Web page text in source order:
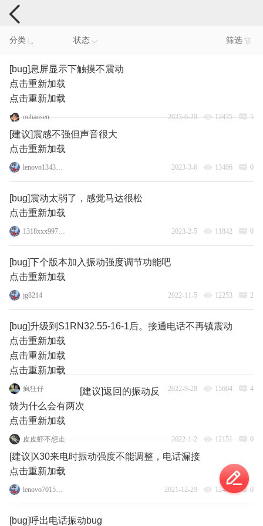
手机反馈
分类 状态 筛选
[bug]息屏显示下触摸不震动
点击重新加载
点击重新加载
ouhaosen 2023-6-29 12435 5
[建议]震感不强但声音很大
点击重新加载
lenovo13436416 2023-3-6 13406 0
[bug]震动太弱了，感觉马达很松
点击重新加载
1318xxx997_43184 2023-2-5 11842 0
[bug]下个版本加入振动强度调节功能吧
点击重新加载
jg8214 2022-11-5 12253 2
[bug]升级到S1RN32.55-16-1后。接通电话不再镇震动
点击重新加载
点击重新加载
点击重新加载
疯狂仔 2022-9-28 15604 4
[建议]返回的振动反
馈为什么会有两次
点击重新加载
皮皮虾不想走 2022-1-2 12151 0
[建议]X30来电时振动强度不能调整，电话漏接
点击重新加载
lenovo70155375 2021-12-29 12459 0
[bug]呼出电话振动bug